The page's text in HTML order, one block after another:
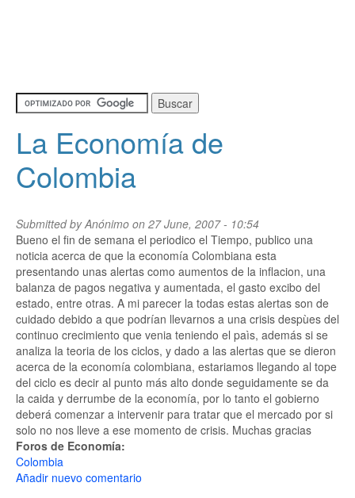
La Economía de
Colombia
Submitted byAnónimo on 27 June, 2007 - 10:54
Bueno el fin de semana el periodico el Tiempo, publico una
noticia acerca de que la economía Colombiana esta
presentando unas alertas como aumentos de la inflacion, una
balanza de pagos negativa y aumentada, el gasto excibo del
estado, entre otras. A mi parecer la todas estas alertas son de
cuidado debido a que podrían llevarnos a una crisis despùes del
continuo crecimiento que venia teniendo el paìs, además si se
analiza la teoria de los ciclos, y dado a las alertas que se dieron
acerca de la economía colombiana, estariamos llegando al tope
del ciclo es decir al punto más alto donde seguidamente se da
la caida y derrumbe de la economía, por lo tanto el gobierno
deberá comenzar a intervenir para tratar que el mercado por si
solo no nos lleve a ese momento de crisis. Muchas gracias
Foros de Economía:
Colombia
Añadir nuevo comentario